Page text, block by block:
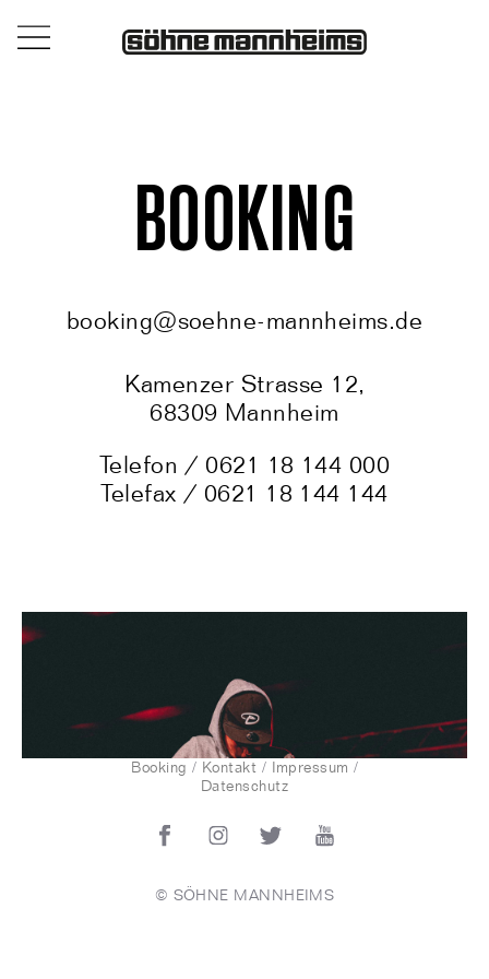
BOOKING
booking@soehne-mannheims.de
Kamenzer Strasse 12,
68309 Mannheim
Telefon / 0621 18 144 000
Telefax / 0621 18 144 144
Booking / Kontakt / Impressum /
Datenschutz
© SÖHNE MANNHEIMS